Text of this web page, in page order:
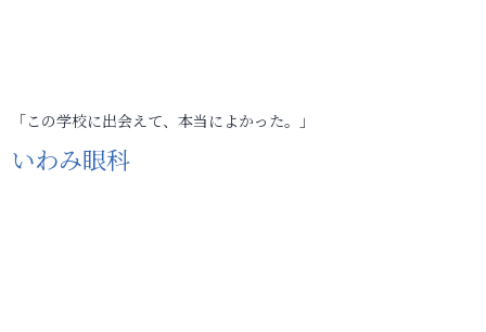
「この学校に出会えて、本当によかった。」
いわみ眼科